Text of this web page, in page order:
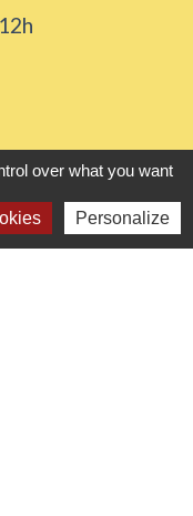
over what you want
Personalize